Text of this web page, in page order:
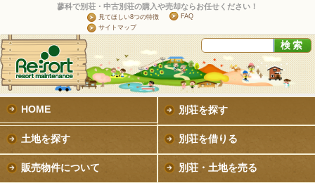
蓼科で別荘・中古別荘の購入や売却ならお任せください！
見てほしい8つの特徴
FAQ
サイトマップ
HOME 別荘を探す
土地を探す 別荘を借りる
販売物件について 別荘・土地を売る